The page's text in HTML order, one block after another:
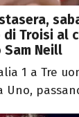
Troisi al
Neill
1 a Tre
Uno,